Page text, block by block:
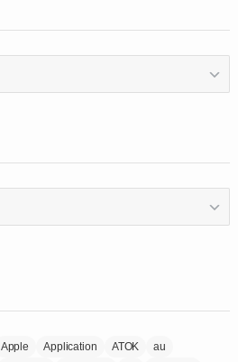
Apple Application ATOK
au